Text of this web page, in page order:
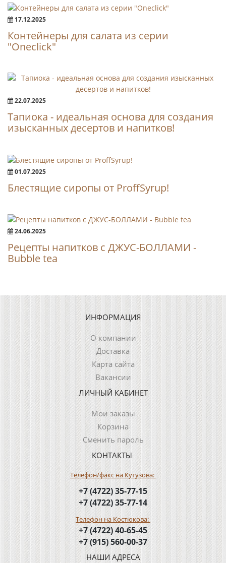
17.12.2025
Контейнеры для салата из серии
"Oneclick"
22.07.2025
Тапиока - идеальная основа для создания
изысканных десертов и напитков!
01.07.2025
Блестящие сиропы от ProffSyrup!
24.06.2025
Рецепты напитков с ДЖУС-БОЛЛАМИ -
Bubble tea
ИНФОРМАЦИЯ
О компании
Доставка
Карта сайта
Вакансии
ЛИЧНЫЙ КАБИНЕТ
Мои заказы
Корзина
Сменить пароль
КОНТАКТЫ
Телефон/факс на Кутузова:
+7 (4722) 35-77-15
+7 (4722) 35-77-14
Телефон на Костюкова:
+7 (4722) 40-65-45
+7 (915) 560-00-37
НАШИ АДРЕСА